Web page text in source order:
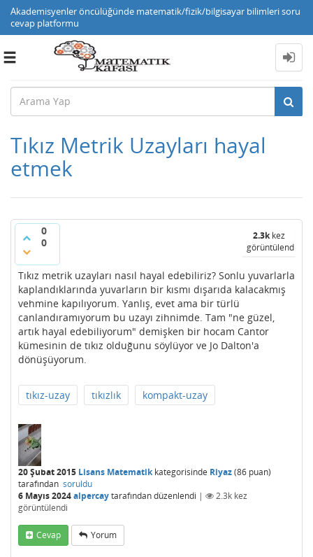
Akademisyenler öncülüğünde matematik/fizik/bilgisayar bilimleri soru
cevap platformu
Toggle
Tıkız Metrik Uzayları hayal
etmek
0
0
2.3kkez
görüntülendi
Tıkız metrik uzayları nasıl hayal edebiliriz? Sonlu yuvarlarla
kaplandıklarında yuvarların bir kısmı dışarıda kalacakmış
vehmine kapılıyorum. Yanlış, evet ama bir türlü
canlandıramıyorum bu uzayı zihnimde. Tam "ne güzel,
artık hayal edebiliyorum" demişken bir hocam Cantor
kümesinin de tıkız olduğunu söylüyor ve Jo Dalton'a
dönüşüyorum.
tıkız-uzay tıkızlık kompakt-uzay
20 Şubat 2015 Lisans Matematikkategorisinde Riyaz(86 puan)
tarafından soruldu
6 Mayıs 2024alpercaytarafındandüzenlendi | 2.3k kez
görüntülendi
Cevap Yorum